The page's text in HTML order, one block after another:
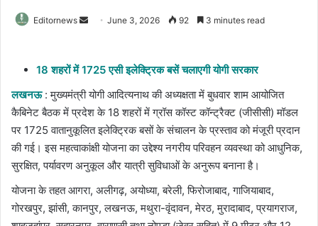
Editornews
SendJune 3, 2026 92 3 minutes read
18 शहरों में 1725 एसी इलेक्ट्रिक बसें चलाएगी योगी सरकार
लखनऊ : मुख्यमंत्री योगी आदित्यनाथ की अध्यक्षता में बुधवार शाम आयोजित
कैबिनेट बैठक में प्रदेश के 18 शहरों में ग्रॉस कॉस्ट कॉन्ट्रैक्ट (जीसीसी) मॉडल
पर 1725 वातानुकूलित इलेक्ट्रिक बसों के संचालन के प्रस्ताव को मंजूरी प्रदान
की गई। इस महत्वाकांक्षी योजना का उद्देश्य नगरीय परिवहन व्यवस्था को आधुनिक,
सुरक्षित, पर्यावरण अनुकूल और यात्री सुविधाओं के अनुरूप बनाना है।
योजना के तहत आगरा, अलीगढ़, अयोध्या, बरेली, फिरोजाबाद, गाजियाबाद,
गोरखपुर, झांसी, कानपुर, लखनऊ, मथुरा-वृंदावन, मेरठ, मुरादाबाद, प्रयागराज,